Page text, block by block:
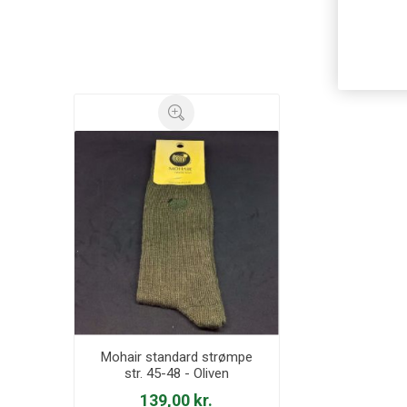
Mohair standard strømpe
str. 45-48 - Oliven
139,00 kr.